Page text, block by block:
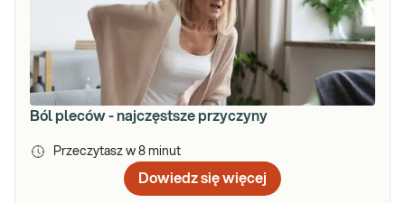
Ból pleców - najczęstsze przyczyny
Przeczytasz w 8 minut
Dowiedz się więcej